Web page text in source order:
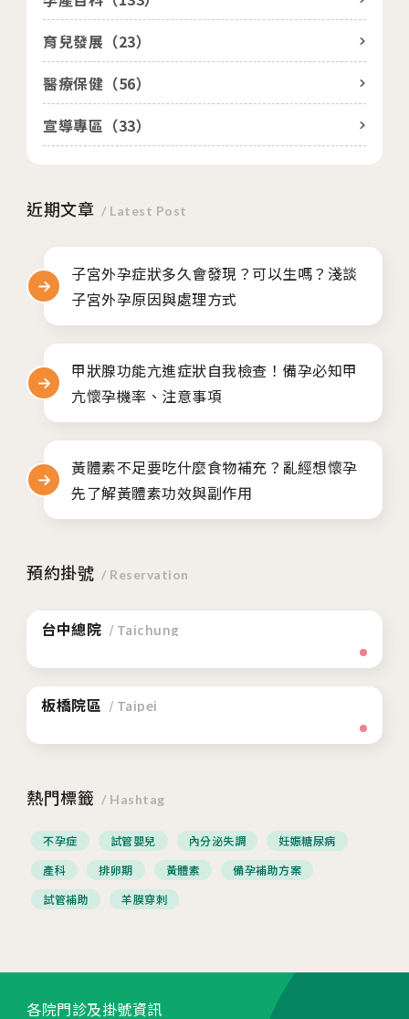
育兒發展（23）
醫療保健（56）
宣導專區（33）
近期文章 / Latest Post
子宮外孕症狀多久會發現？可以生嗎？淺談
子宮外孕原因與處理方式
甲狀腺功能亢進症狀自我檢查！備孕必知甲
亢懷孕機率、注意事項
黃體素不足要吃什麼食物補充？亂經想懷孕
先了解黃體素功效與副作用
預約掛號 / Reservation
台中總院 / Taichung
板橋院區 / Taipei
熱門標籤 / Hashtag
不孕症 試管嬰兒 內分泌失調
妊娠糖尿病
產科
排卵期 黃體素
備孕補助方案
試管補助
羊膜穿刺
各院門診及掛號資訊